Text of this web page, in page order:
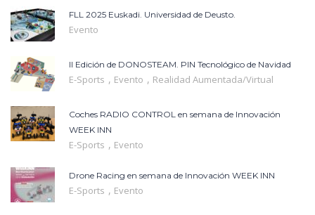
FLL 2025 Euskadi. Universidad de Deusto.
Evento
II Edición de DONOSTEAM. PIN Tecnológico de Navidad
E-Sports , Evento , Realidad Aumentada/Virtual
Coches RADIO CONTROL en semana de Innovación
WEEK INN
E-Sports , Evento
Drone Racing en semana de Innovación WEEK INN
E-Sports , Evento